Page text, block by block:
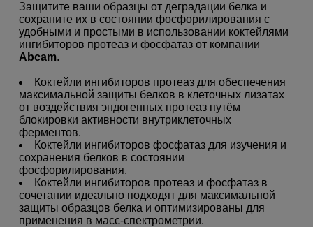
Защитите ваши образцы от деградации белка и
сохраните их в состоянии фосфорилирования с
удобными и простыми в использовании коктейлями
ингибиторов протеаз и фосфатаз от компании
Abcam.
Коктейли ингибиторов протеаз для обеспечения
максимальной защиты белков в клеточных лизатах
от воздействия эндогенных протеаз путём
блокировки активности внутриклеточных
ферментов.
Коктейли ингибиторов фосфатаз для изучения и
сохранения белков в состоянии
фосфорилирования.
Коктейли ингибиторов протеаз и фосфатаз в
сочетании идеально подходят для максимальной
защиты образцов белка и оптимизированы для
применения в масс-спектрометрии.